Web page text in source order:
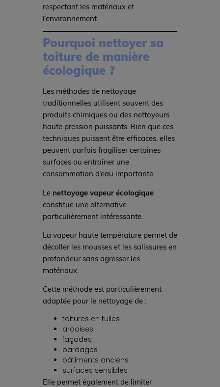
respectant les matériaux et
l’environnement.
Pourquoi nettoyer sa
toiture de manière
écologique ?
Les méthodes de nettoyage
traditionnelles utilisent souvent des
produits chimiques ou des nettoyeurs
haute pression puissants. Bien que ces
techniques puissent être efficaces, elles
peuvent parfois fragiliser certaines
surfaces ou entraîner une
consommation d’eau importante.
Le nettoyage vapeur écologique
constitue une alternative
particulièrement intéressante.
La vapeur haute température permet de
décoller les mousses et les salissures en
profondeur sans agresser les
matériaux.
Cette méthode est particulièrement
adaptée pour le nettoyage de :
toitures en tuiles
ardoises
façades
bardages
bâtiments anciens
surfaces sensibles
Elle permet également de limiter